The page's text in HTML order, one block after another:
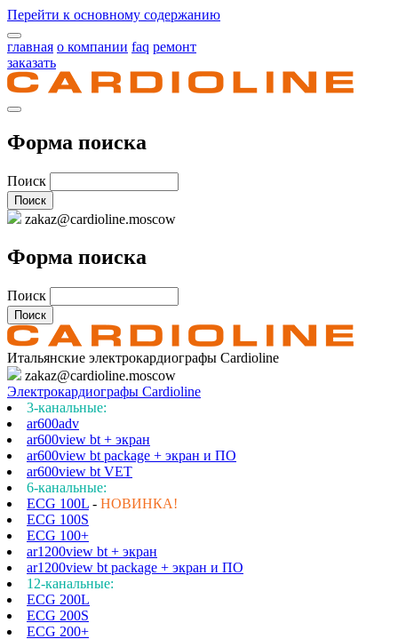
Перейти к основному содержанию
главная о компании faq ремонт
заказать
Форма поиска
Поиск
zakaz@cardioline.moscow
Форма поиска
Поиск
Итальянские электрокардиографы Cardioline
zakaz@cardioline.moscow
Электрокардиографы Cardioline
3-канальные:
ar600adv
ar600view bt + экран
ar600view bt package + экран и ПО
ar600view bt VET
6-канальные:
ECG 100L - НОВИНКА!
ECG 100S
ECG 100+
ar1200view bt + экран
ar1200view bt package + экран и ПО
12-канальные:
ECG 200L
ECG 200S
ECG 200+